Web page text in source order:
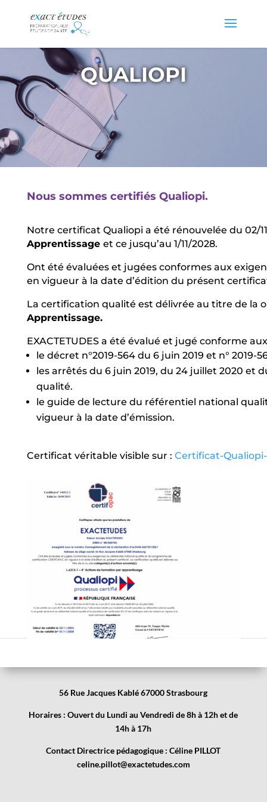
QUALIOPI
Nous sommes certifiés Qualiopi.
Notre certificat Qualiopi a été rénouvelée du 02/
Apprentissage et ce jusqu’au 1/11/2028.
Ont été évaluées et jugées conformes aux
en vigueur à la date d’édition du présent
La certification qualité est délivrée au titre de la
Apprentissage.
EXACTETUDES a été évalué et jugé conforme
le décret n°2019-564 du 6 juin 2019 et n°
les arrêtés du 6 juin 2019, du 24 juillet 2020 et
qualité.
le guide de lecture du référentiel national
vigueur à la date d’émission.
Certificat véritable visible sur : Certificat-
56 Rue Jacques Kablé 67000 Strasbourg
Horaires : Ouvert du Lundi au Vendredi de 8h à 12h et de
14h à 17h
Contact Directrice pédagogique : Céline PILLOT
celine.pillot@exactetudes.com